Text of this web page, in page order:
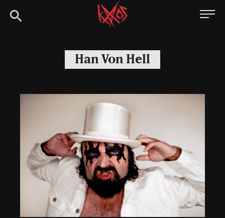
Siirry
suoraan
Kaaoszine
Han Von Hell